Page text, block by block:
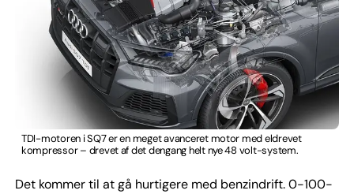
TDI-motoren i SQ7 er en meget avanceret motor med eldrevet
kompressor – drevet af det dengang helt nye 48 volt-system.
Det kommer til at gå hurtigere med benzindrift. 0-100-